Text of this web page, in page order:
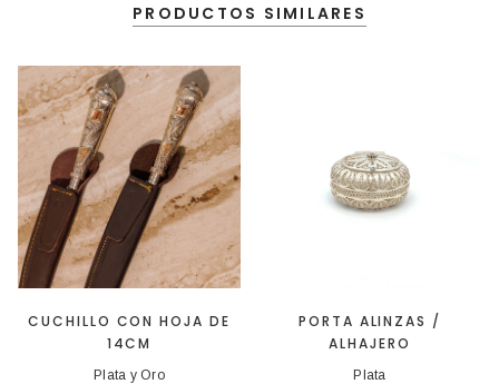
PRODUCTOS SIMILARES
CUCHILLO CON HOJA DE
14CM
Plata y Oro
PORTA ALINZAS /
ALHAJERO
Plata